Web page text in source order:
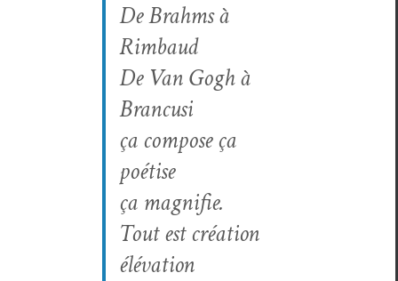
De Brahms à
Rimbaud
De Van Gogh à
Brancusi
ça com­pose ça
poétise
ça magnifie.
Tout est création
élévation